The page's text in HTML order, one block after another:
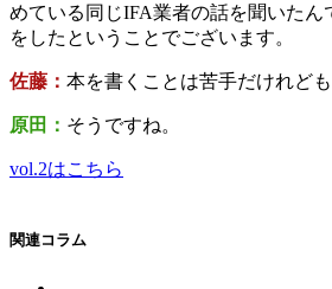
めている同じIFA業者の話を聞いた
をしたということでございます。
佐藤： 本を書くことは苦手だけれど
原田： そうですね。
vol.2はこちら
関連コラム